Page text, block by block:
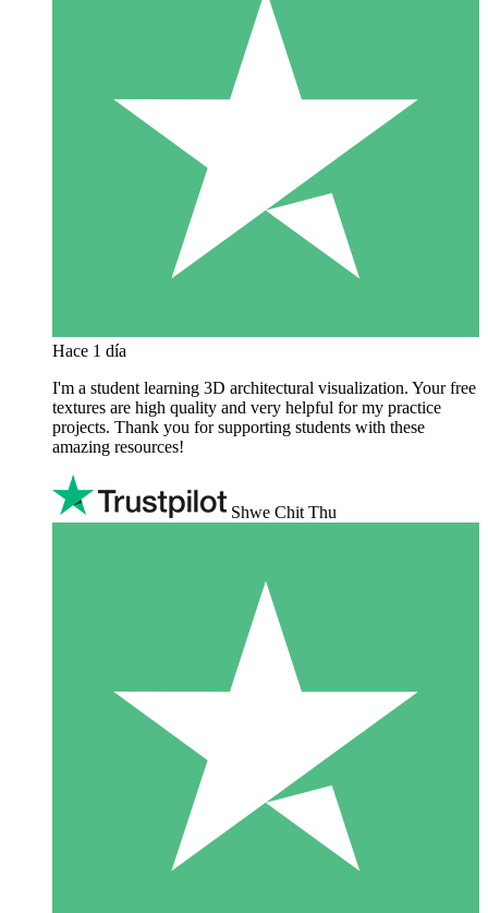
Hace 1 día
I'm a student learning 3D architectural visualization. Your free
textures are high quality and very helpful for my practice
projects. Thank you for supporting students with these
amazing resources!
Shwe Chit Thu